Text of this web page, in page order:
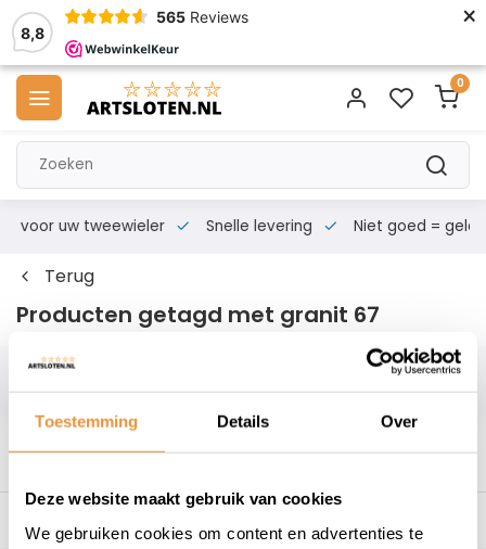
Toestemming Details Over
Deze website maakt gebruik van cookies
We gebruiken cookies om content en advertenties te
8,8
565 Reviews ×
0
voor uw tweewieler Snelle levering Niet goed = geld
Terug
Producten getagd met granit 67
Filters